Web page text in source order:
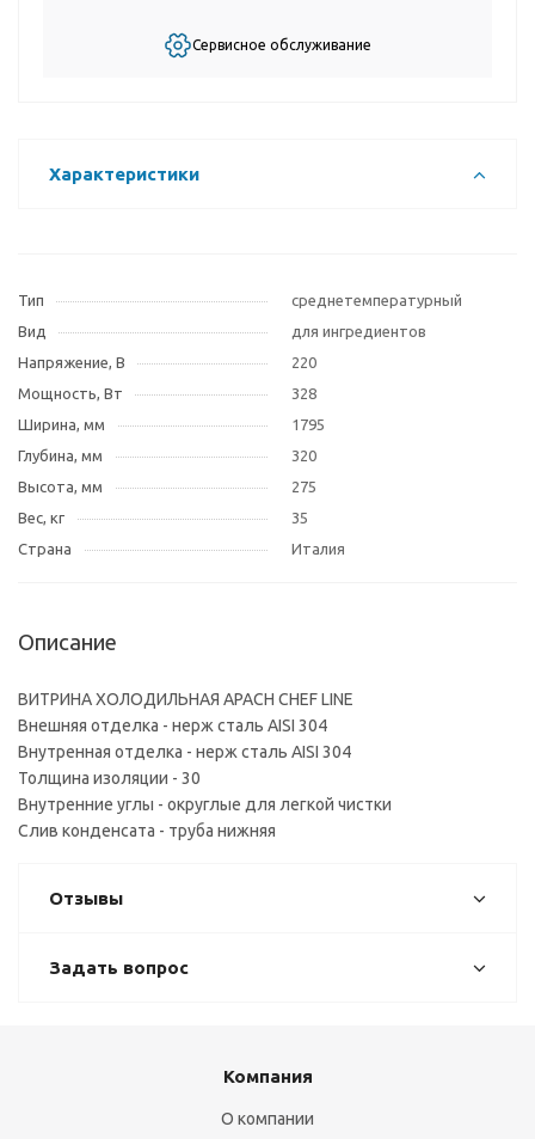
Сервисное обслуживание
Характеристики
Тип
среднетемпературный
Вид
для ингредиентов
Напряжение, В
220
Мощность, Вт
328
Ширина, мм
1795
Глубина, мм
320
Высота, мм
275
Вес, кг
35
Страна
Италия
Описание
ВИТРИНА ХОЛОДИЛЬНАЯ APACH CHEF LINE
Внешняя отделка - нерж сталь AISI 304
Внутренная отделка - нерж сталь AISI 304
Толщина изоляции - 30
Внутренние углы - округлые для легкой чистки
Слив конденсата - труба нижняя
Отзывы
Задать вопрос
Компания
О компании